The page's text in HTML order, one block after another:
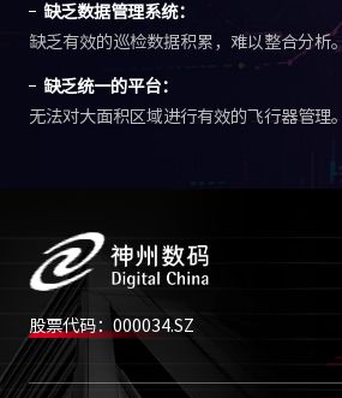
缺乏数据管理系统：
缺乏有效的巡检数据积累，难以整合分析。
缺乏统一的平台：
无法对大面积区域进行有效的飞行器管理。
股票代码：000034.SZ